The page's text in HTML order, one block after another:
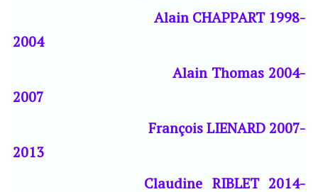
Alain CHAPPART 1998-
2004
Alain Thomas 2004-
2007
François LIENARD 2007-
2013
Claudine RIBLET 2014-